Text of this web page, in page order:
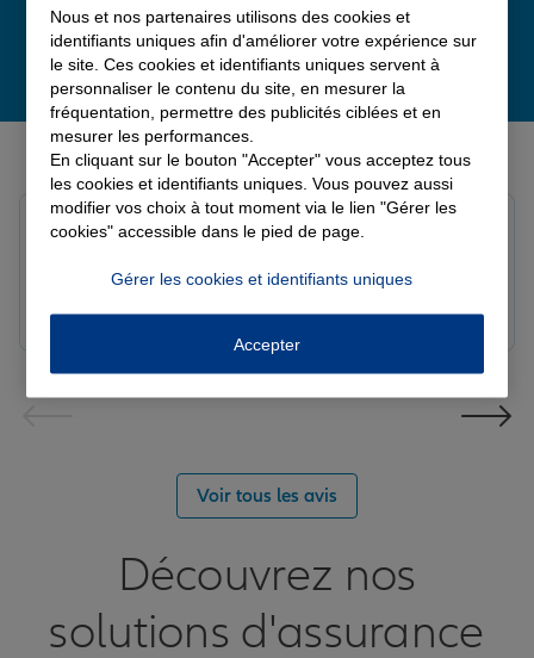
Derniers avis de nos agences Allianz
Merci à Madi pour son écoute et ces conseils précieux.
Réactif et efficace le service impeccable
Yayaya M.
Voir tous les avis
Découvrez nos
solutions d'assurance
Nous et nos partenaires utilisons des cookies et
identifiants uniques afin d'améliorer votre expérience sur
le site. Ces cookies et identifiants uniques servent à
personnaliser le contenu du site, en mesurer la
fréquentation, permettre des publicités ciblées et en
mesurer les performances.
En cliquant sur le bouton "Accepter" vous acceptez tous
les cookies et identifiants uniques. Vous pouvez aussi
modifier vos choix à tout moment via le lien "Gérer les
cookies" accessible dans le pied de page.
Gérer les cookies et identifiants uniques
Accepter